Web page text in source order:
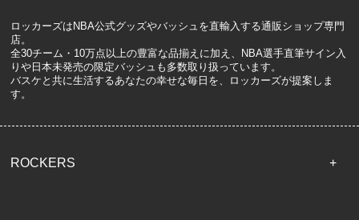
ロッカーズはNBA公式グッズやバッシュを直輸入する通販ショップ専門
店。
全30チーム・10万点以上の豊富な品揃えに加え、NBA選手直筆サイン入
りや日本未発売の限定バッシュも多数取り扱っています。
バスケと共に生活するあなたの幸せな毎日を、ロッカーズが提案しま
す。
ROCKERS